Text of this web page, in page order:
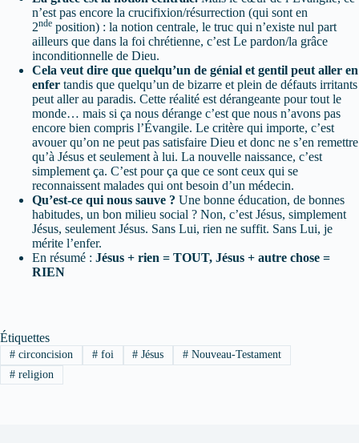
n’est pas encore la crucifixion/résurrection (qui sont en
2nde position) : la notion centrale, le truc qui n’existe nul part
ailleurs que dans la foi chrétienne, c’est Le pardon/la grâce
inconditionnelle de Dieu.
Cela veut dire que quelqu’un de génial et gentil peut aller en
enfer tandis que quelqu’un de bizarre et plein de défauts irritants
peut aller au paradis. Cette réalité est dérangeante pour tout le
monde… mais si ça nous dérange c’est que nous n’avons pas
encore bien compris l’Évangile. Le critère qui importe, c’est
avouer qu’on ne peut pas satisfaire Dieu et donc ne s’en remettre
qu’à Jésus et seulement à lui. La nouvelle naissance, c’est
simplement ça. C’est pour ça que ce sont ceux qui se
reconnaissent malades qui ont besoin d’un médecin.
Qu’est-ce qui nous sauve ? Une bonne éducation, de bonnes
habitudes, un bon milieu social ? Non, c’est Jésus, simplement
Jésus, seulement Jésus. Sans Lui, rien ne suffit. Sans Lui, je
mérite l’enfer.
En résumé : Jésus + rien = TOUT, Jésus + autre chose =
RIEN
Étiquettes
#circoncision #foi # Jésus # Nouveau-Testament
#religion